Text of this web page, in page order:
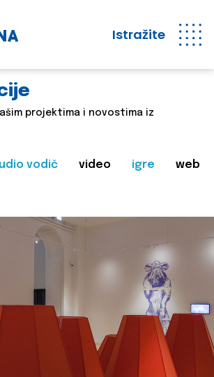
Istražite
projektima i novostima iz
vodič video igre web